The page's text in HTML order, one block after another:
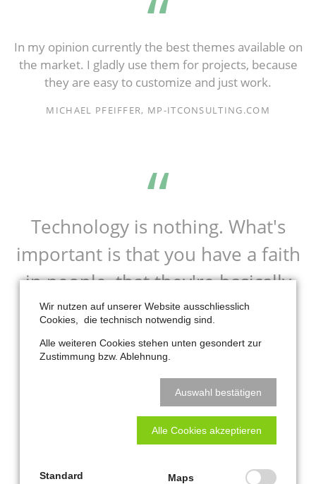
In my opinion currently the best themes available on
the market. I gladly use them for projects, because
they are easy to customize and just work.
MICHAEL PFEIFFER, MP-ITCONSULTING.COM
Technology is nothing. What's
important is that you have a faith
in people, that they're basically
good and smart, and if you give
them tools, they'll do wonderful
things with them.
STEVEN „STEVE“ PAUL JOBS, APPLE INC.
Wir nutzen auf unserer Website ausschliesslich
Cookies, die technisch notwendig sind.
Alle weiteren Cookies stehen unten gesondert zur
Zustimmung bzw. Ablehnung.
Auswahl bestätigen
Alle Cookies akzeptieren
Standard Maps